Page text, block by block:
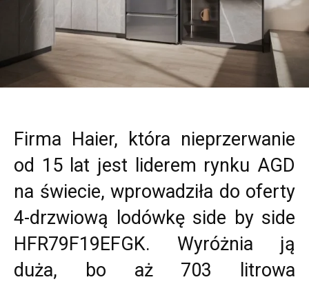
Firma Haier, która nieprzerwanie
od 15 lat jest liderem rynku AGD
na świecie, wprowadziła do oferty
4-drzwiową lodówkę side by side
HFR79F19EFGK. Wyróżnia ją
duża, bo aż 703 litrowa